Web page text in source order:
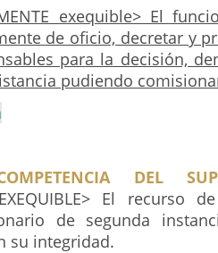
exequible> El
de oficio, decretar y
para la decisión,
pudiendo
DEL
EXEQUIBLE> El recurso
de segunda
su integridad.